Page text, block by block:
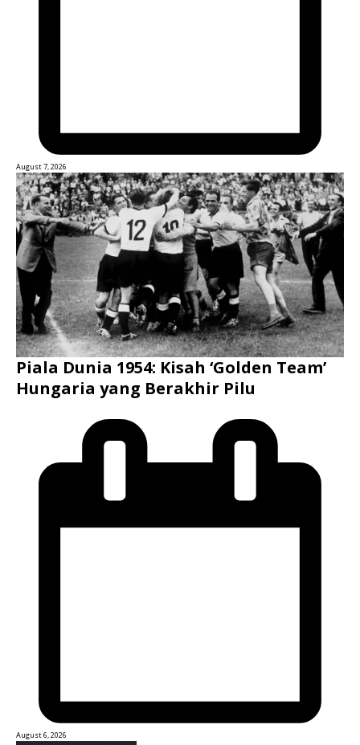
August 7, 2026
Piala Dunia 1954: Kisah ‘Golden Team’
Hungaria yang Berakhir Pilu
August 6, 2026